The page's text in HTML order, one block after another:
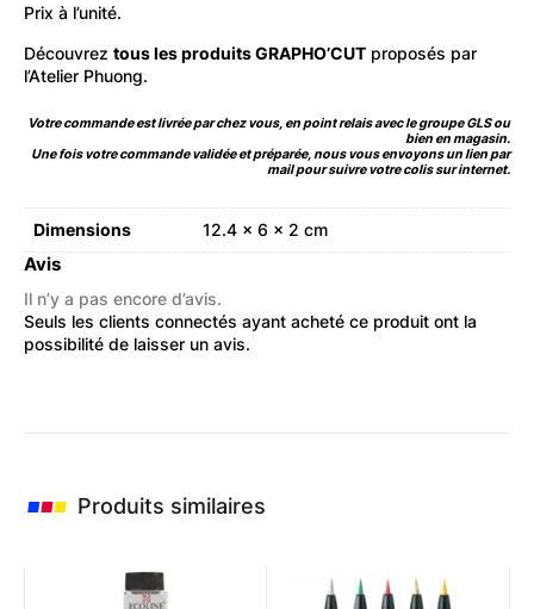
Prix à l’unité.
Découvrez tous les produits GRAPHO’CUT proposés par
l’Atelier Phuong.
Votre commande est livrée par chez vous, en point relais avec le groupe GLS ou
bien en magasin.
Une fois votre commande validée et préparée, nous vous envoyons un lien par
mail pour suivre votre colis sur internet.
Dimensions 12.4 × 6 × 2 cm
Avis
Il n’y a pas encore d’avis.
Seuls les clients connectés ayant acheté ce produit ont la
possibilité de laisser un avis.
Produits similaires